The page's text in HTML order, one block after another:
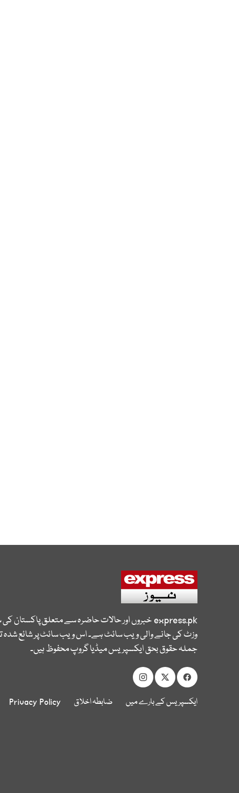
express.pkخبروں اور حالات حاضرہ سے متعلق پاکستان
وزٹ کی جانے والی ویب سائٹ ہے۔ اس ویب سائٹ پر شائع شدہ
جملہ حقوق بحق ایکسپریس میڈیا گروپ محفوظ ہیں۔
ایکسپریس کے بارے میں ضابطہ اخلاق Privacy Policy